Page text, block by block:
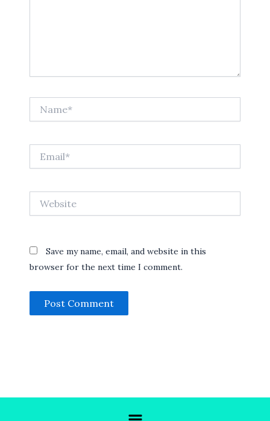
Save my name, email, and website in this
browser for the next time I comment.
Menu